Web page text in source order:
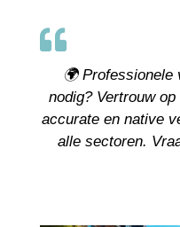

🌍 Professionele
nodig? Vertrouw
accurate en native
alle sectoren.